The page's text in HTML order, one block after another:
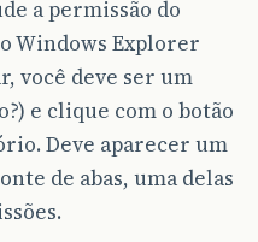
a permissão do
Windows Explorer
você deve ser um
e clique com o botão
Deve aparecer um
de abas, uma delas